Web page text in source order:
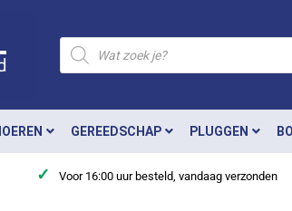
Producten
zoeken
GEREEDSCHAP PLUGGEN
✓ Voor 16:00 uur besteld, vandaag verzonden